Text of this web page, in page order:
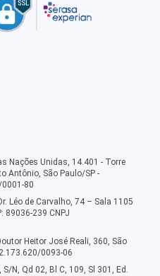
Nações Unidas, 14.401 - Torre
Antônio, São Paulo/SP -
0001-80
Léo de Carvalho, 74 – Sala 1105
89036-239 CNPJ
Heitor José Reali, 360, São
0093-06
N, Qd 02, Bl C, 109, Sl 301, Ed.